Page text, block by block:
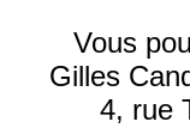
Vous
Gilles
4, rue